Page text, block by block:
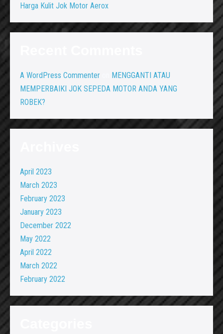
Harga Kulit Jok Motor Aerox
A WordPress Commenter
MENGGANTI ATAU
MEMPERBAIKI JOK SEPEDA MOTOR ANDA YANG
ROBEK?
April 2023
March 2023
February 2023
January 2023
December 2022
May 2022
April 2022
March 2022
February 2022